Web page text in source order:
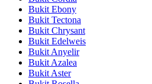
Bukit Ebony
Bukit Tectona
Bukit Chrysant
Bukit Edelweis
Bukit Anyelir
Bukit Azalea
Bukit Aster